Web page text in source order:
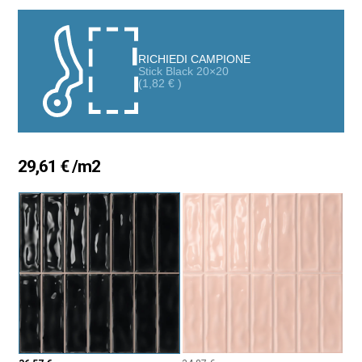
lucidi accuratamente selezionati. Realizzate su una base in
pasta bianca di alta qualità e pre-tagliate per una facile
stuccatura con il colore di malta preferito.
RICHIEDI CAMPIONE
Stick Black 20×20
(1,82 € )
29,61 €/m2